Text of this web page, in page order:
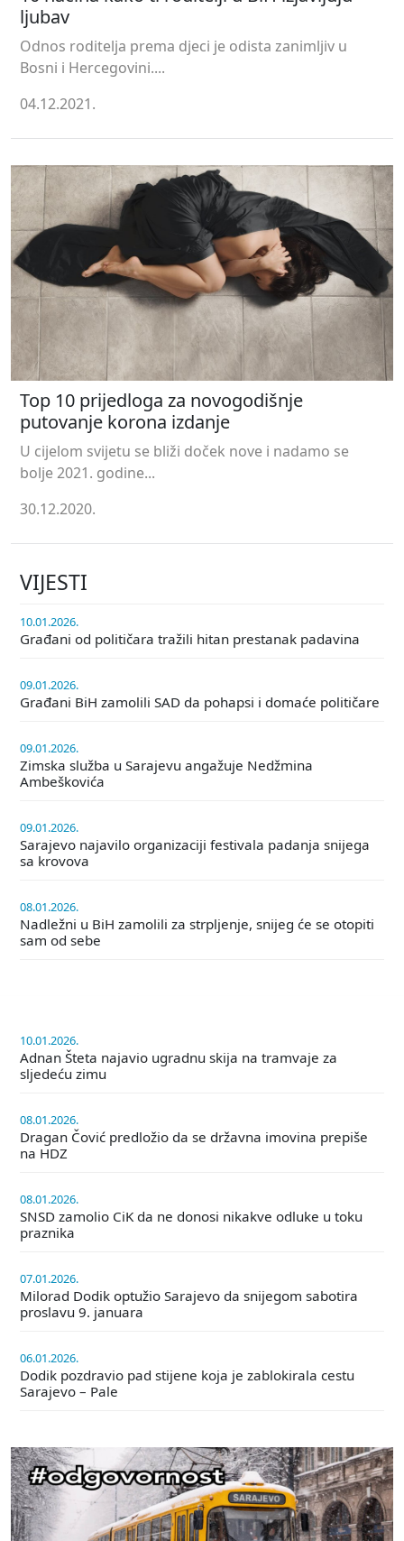
ljubav
Odnos roditelja prema djeci je odista zanimljiv u
Bosni i Hercegovini....
04.12.2021.
Top 10 prijedloga za novogodišnje
putovanje korona izdanje
U cijelom svijetu se bliži doček nove i nadamo se
bolje 2021. godine...
30.12.2020.
VIJESTI
10.01.2026.
Građani od političara tražili hitan prestanak padavina
09.01.2026.
Građani BiH zamolili SAD da pohapsi i domaće političare
09.01.2026.
Zimska služba u Sarajevu angažuje Nedžmina
Ambeškovića
09.01.2026.
Sarajevo najavilo organizaciji festivala padanja snijega
sa krovova
08.01.2026.
Nadležni u BiH zamolili za strpljenje, snijeg će se otopiti
sam od sebe
10.01.2026.
Adnan Šteta najavio ugradnu skija na tramvaje za
sljedeću zimu
08.01.2026.
Dragan Čović predložio da se državna imovina prepiše
na HDZ
08.01.2026.
SNSD zamolio CiK da ne donosi nikakve odluke u toku
praznika
07.01.2026.
Milorad Dodik optužio Sarajevo da snijegom sabotira
proslavu 9. januara
06.01.2026.
Dodik pozdravio pad stijene koja je zablokirala cestu
Sarajevo – Pale